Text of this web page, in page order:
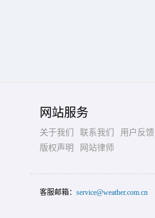
网站服务
关于我们 联系我们
用户反馈
版权声明
网站律师
客服邮箱： service@weather.com.cn